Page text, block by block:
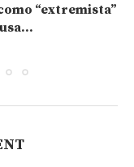
“extremista”